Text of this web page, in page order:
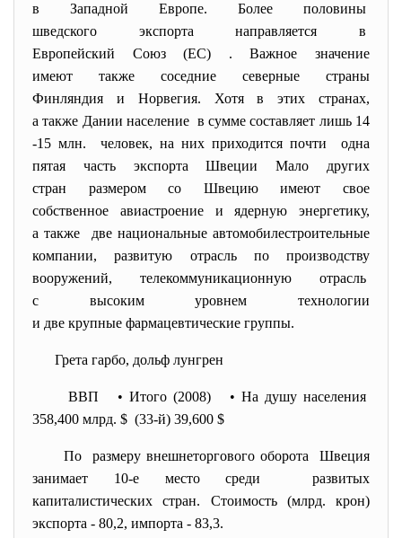
в Западной Европе. Более половины
шведского экспорта направляется в
Европейский Союз (ЕС) . Важное значение
имеют также соседние северные страны
Финляндия и Норвегия. Хотя в этих странах,
а также Дании население в сумме составляет лишь 14
-15 млн. человек, на них приходится почти одна
пятая часть экспорта Швеции Мало других
стран размером со Швецию имеют свое
собственное авиастроение и ядерную энергетику,
а также две национальные автомобилестроительные
компании, развитую отрасль по производству
вооружений, телекоммуникационную отрасль
с высоким уровнем технологии
и две крупные фармацевтические группы.
Грета гарбо, дольф лунгрен
ВВП • Итого (2008) • На душу населения
358,400 млрд. $ (33-й) 39,600 $
По размеру внешнеторгового оборота Швеция
занимает 10-е место среди развитых
капиталистических стран. Стоимость (млрд. крон)
экспорта - 80,2, импорта - 83,3.